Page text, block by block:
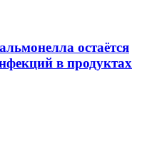
остаётся
в продуктах